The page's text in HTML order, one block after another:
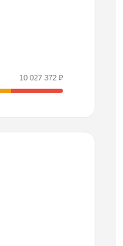
10 027 372 ₽